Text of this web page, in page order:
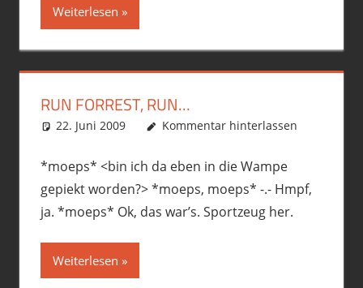
Weiterlesen
RUN FORREST, RUN…
22. Juni 2009 phil
Allgemein
Kommentar hinterlassen
*moeps* <bin ich da eben in die Wampe
gepiekt worden?> *moeps, moeps* -.- Hmpf,
ja. *moeps* Ok, das war’s. Sportzeug her.
Weiterlesen